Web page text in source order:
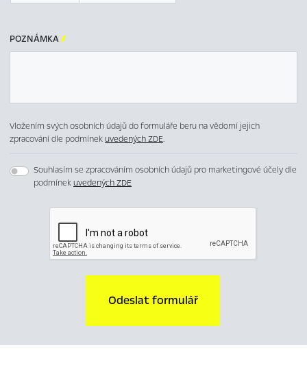
POZNÁMKA
Vložením svých osobních údajů do formuláře beru na vědomí jejich
zpracování dle podmínekuvedených ZDE.
Souhlasím se zpracováním osobních údajů pro marketingové účely dle
podmínekuvedených ZDE
Odeslat formulář